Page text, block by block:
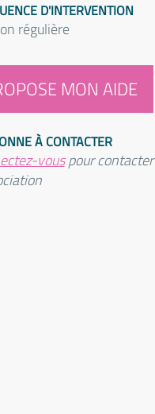
D'INTERVENTION
régulière
MON AIDE
À CONTACTER
vouspour contacter